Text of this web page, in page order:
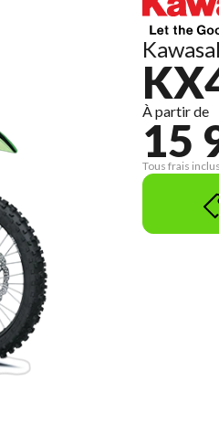
À partir de
15
Tous frais inclus